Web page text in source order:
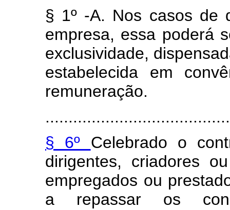
§ 1º -A. Nos casos de
empresa, essa poderá
exclusividade,
estabelecida em
remuneração.
§ 6º Celebrado o
dirigentes, criadores
empregados ou
a repassar os